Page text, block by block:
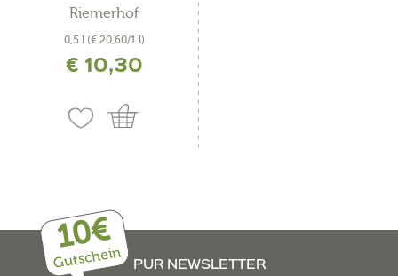
Riemerhof
0,5 l (€ 20,60/1 l)
inkl. MwSt. zzgl. Versandkosten
€ 10,30
10€
Gutschein
PUR NEWSLETTER